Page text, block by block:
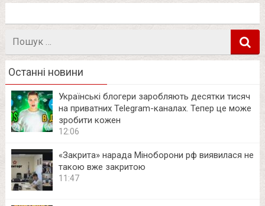
Пошук
Останні новини
Українські блогери заробляють десятки тисяч
на приватних Telegram-каналах. Тепер це може
зробити кожен
12:06
«Закрита» нарада Міноборони рф виявилася не
такою вже закритою
11:47